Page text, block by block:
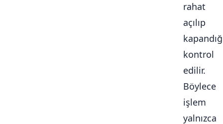
rahat
açılıp
kontrol
edilir.
Böylece
işlem
yalnızca